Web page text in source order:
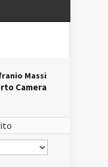
Massi
Camera